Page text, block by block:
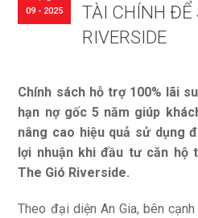
TÀI CHÍNH ĐỂ
RIVERSIDE
09 - 2025
Chính sách hỗ trợ 100% lãi
hạn nợ gốc 5 năm giúp
nâng cao hiệu quả sử dụng
lợi nhuận khi đầu tư căn hộ
The Gió Riverside.
Theo đại diện An Gia, bên